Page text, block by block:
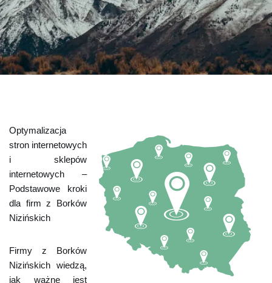
Optymalizacja
stron internetowych
i sklepów
internetowych –
Podstawowe kroki
dla firm z Borków
Nizińskich
Firmy z Borków
Nizińskich wiedzą,
jak ważne jest